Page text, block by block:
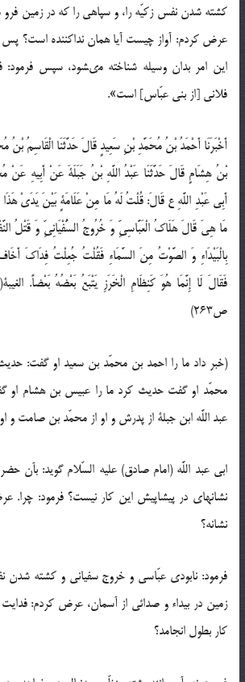
كشته شدن نفس زكيّه را، و سپاهى را كه در زمين فرو
عرض كردم: آواز چيست آيا همان نداكننده است؟
اين امر بدان وسيله شناخته مى‏شود، سپس فرمود:
فلانى [از بني عبّاس‏] است».
أَخْبَرَنَا أَحْمَدُ بْنُ مُحَمَّدِ بْنِ سَعِيدٍ قَالَ حَدَّثَنَا الْقَاسِمُ بْنُ
بْنُ هِشَامٍ قَالَ حَدَّثَنَا عَبْدُ اللَّهِ بْنُ جَبَلَةَ عَنْ أَبِيهِ‏
أَبِي عَبْدِ اللَّهِ ع قَالَ: قُلْتُ لَهُ مَا مِنْ عَلَامَةٍ بَيْنَ يَدَيْ هَذَا
مَا هِيَ قَالَ هَلَاكُ الْعَبَّاسِيِّ وَ خُرُوجُ السُّفْيَانِيِّ وَ قَتْلُ
بِالْبَيْدَاءِ وَ الصَّوْتُ مِنَ السَّمَاءِ فَقُلْتُ جُعِلْتُ فِدَاكَ
فَقَالَ لَا إِنَّمَا هُوَ كَنِظَامِ الْخَرَزِ يَتْبَعُ بَعْضُهُ بَعْضاً.
ص263)
(خبر داد ما را احمد بن محمّد بن سعيد او گفت:
محمّد او گفت حديث كرد ما را عبيس بن هشام او
عبد اللَّه ابن جبلة از پدرش و او از محمّد بن صامت و
ابى عبد اللَّه (امام صادق) عليه السّلام گويد:
نشانه‏اى در پيشاپيش اين كار نيست؟ فرمود:
نشانه؟
فرمود: نابودى عبّاسى و خروج سفيانى و كشته شدن
زمين در بيداء و صدائى از آسمان، عرض كردم:
كار بطول انجامد؟